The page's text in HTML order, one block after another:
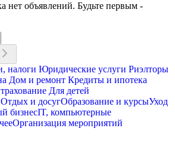
нет объявлений. Будьте первым -
налоги Юридические услуги Риэлторы
Дом и ремонт Кредиты и ипотека
Для детей
Отдых и досугОбразование и курсыУход
бизнесIT, компьютерные
Организация мероприятий